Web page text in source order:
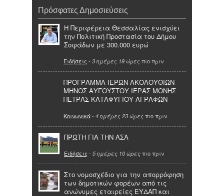
Πρόσφατες Δημοσιεύσεις
Η Περιφέρεια Θεσσαλίας ενισχύει
την Πολιτική Προστασία του Δήμου
Σοφάδων με 300.000 ευρώ
Ειδήσεις - 3 ημέρες 19 ώρες πιο πριν
ΠΡΟΓΡΑΜΜΑ ΙΕΡΩΝ ΑΚΟΛΟΥΘΙΩΝ
ΜΗΝΟΣ ΑΥΓΟΥΣΤΟΥ ΙΕΡΑΣ ΜΟΝΗΣ
ΠΕΤΡΑΣ ΚΑΤΑΦΥΓΙΟΥ ΑΓΡΑΦΩΝ
Κοινωνικά- 4 ημέρες 23 ώρες πιο πριν
ΠΡΩΤΗ ΓΙΑ ΤΗΝ ΑΣΑ
Ειδήσεις - 5 ημέρες 10 ώρες πιο πριν
Στο νομοσχέδιο για την απορρόφηση
των δημοτικών φορέων από τις
ανώνυμες εταιρείες ΕΥΔΑΠ και